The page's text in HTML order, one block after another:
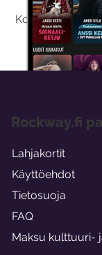
Kokeilemalla
Rockway.fi
Lahjakortit
Käyttöehdot
Tietosuoja
FAQ
Maksu kulttuuri-